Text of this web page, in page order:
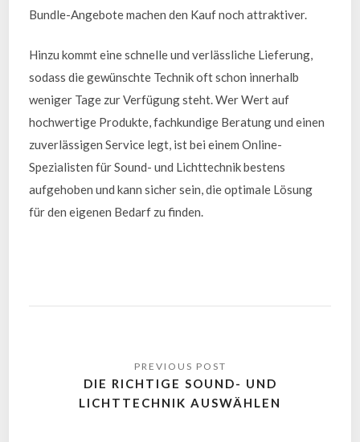
Bundle-Angebote machen den Kauf noch attraktiver.
Hinzu kommt eine schnelle und verlässliche Lieferung,
sodass die gewünschte Technik oft schon innerhalb
weniger Tage zur Verfügung steht. Wer Wert auf
hochwertige Produkte, fachkundige Beratung und einen
zuverlässigen Service legt, ist bei einem Online-
Spezialisten für Sound- und Lichttechnik bestens
aufgehoben und kann sicher sein, die optimale Lösung
für den eigenen Bedarf zu finden.
DIE RICHTIGE SOUND- UND
LICHTTECHNIK AUSWÄHLEN